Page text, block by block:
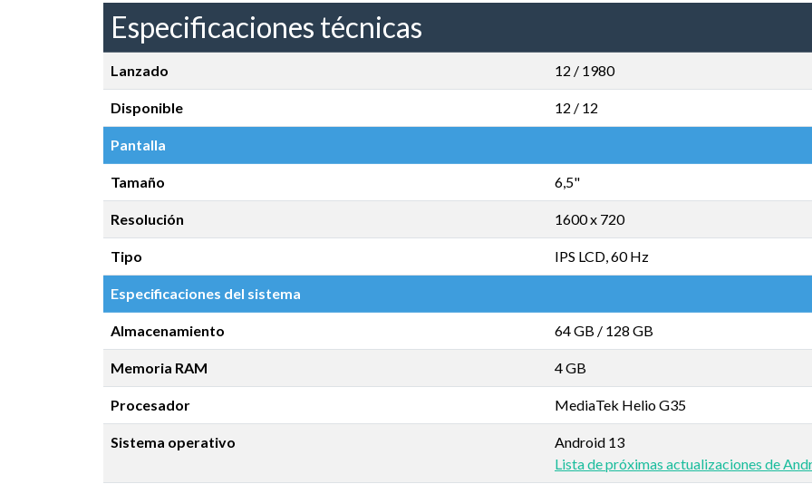
Especificaciones técnicas
Lanzado 12 / 1980
Disponible 12 / 12
Pantalla
Tamaño 6,5"
Resolución 1600 x 720
Tipo IPS LCD, 60 Hz
Especificaciones del sistema
Almacenamiento 64 GB / 128 GB
Memoria RAM 4 GB
Procesador MediaTek Helio G35
Sistema operativo
Android 13
Lista de próximas actualizaciones de